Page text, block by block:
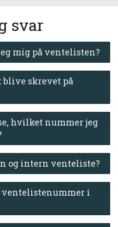
svar
mig på ventelisten?
blive skrevet på
hvilket nummer jeg
og intern venteliste?
i